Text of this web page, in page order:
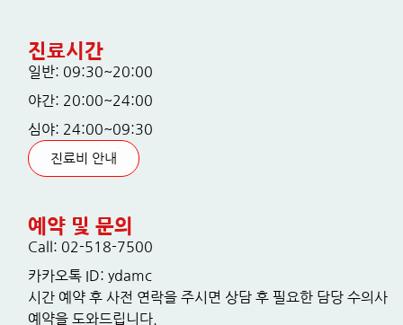
진료시간
일반: 09:30~20:00
야간: 20:00~24:00
심야: 24:00~09:30
진료비 안내
예약 및 문의
Call: 02-518-7500
카카오톡 ID: ydamc
시간 예약 후 사전 연락을 주시면 상담 후 필요한 담당 수의사
예약을 도와드립니다.